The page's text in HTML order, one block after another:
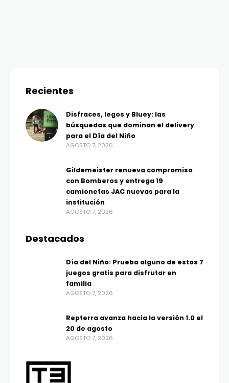
Recientes
Disfraces, legos y Bluey: las
búsquedas que dominan el delivery
para el Día del Niño
AGOSTO 7, 2026
Gildemeister renueva compromiso
con Bomberos y entrega 19
camionetas JAC nuevas para la
institución
AGOSTO 7, 2026
Destacados
Día del Niño: Prueba alguno de estos 7
juegos gratis para disfrutar en
familia
AGOSTO 7, 2026
Repterra avanza hacia la versión 1.0 el
20 de agosto
AGOSTO 7, 2026